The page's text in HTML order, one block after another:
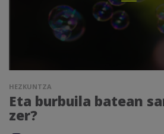
HEZKUNTZA
Eta burbuila batean
zer?